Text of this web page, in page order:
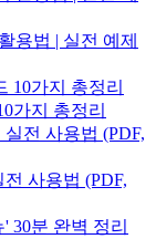
용법 | 실전 예제
가지 총정리
사용법 (PDF,